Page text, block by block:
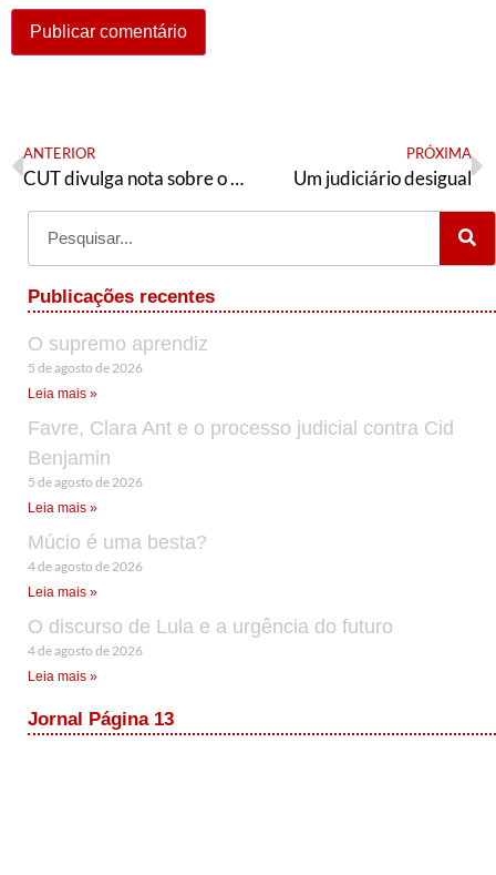
ANTERIOR
CUT divulga nota sobre o dia internacional dos direitos humanos
PRÓXIMA
Um judiciário desigual
Publicações recentes
O supremo aprendiz
5 de agosto de 2026
Leia mais »
Favre, Clara Ant e o processo judicial contra Cid
Benjamin
5 de agosto de 2026
Leia mais »
Múcio é uma besta?
4 de agosto de 2026
Leia mais »
O discurso de Lula e a urgência do futuro
4 de agosto de 2026
Leia mais »
Jornal Página 13